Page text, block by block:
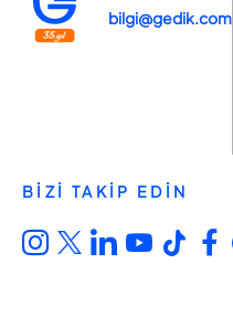
bilgi@gedik.com
BİZİ TAKİP EDİN